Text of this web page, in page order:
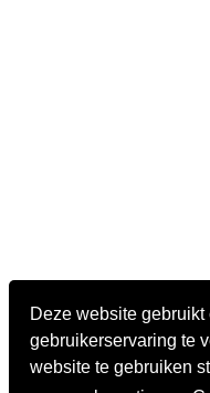
Deze website
gebruikerservaring te
website te gebruiken